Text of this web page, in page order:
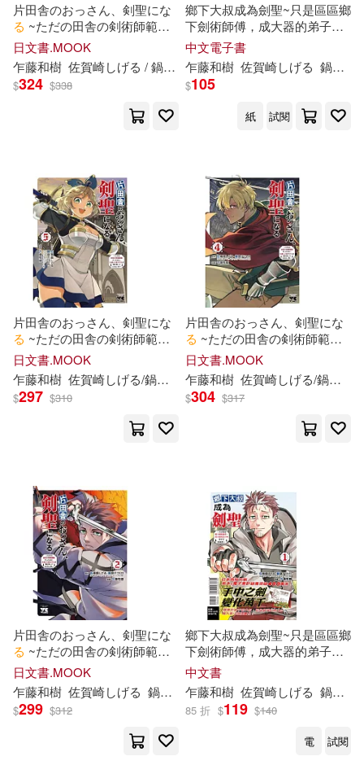
片田舎のおっさん、剣聖にな
る ~ただの田舎の剣術師範だ
ったのに、大成
が俺を放ってくれない件~ 6
日文書.MOOK
乍藤和樹 佐賀崎しげる / 鍋島テツヒロ
$324 $338
鄉下大叔成為劍聖~只是區區鄉
下劍術師傅，成大器的弟子們
卻不肯放過我~ (2) (電子書)
中文電子書
乍藤和樹 佐賀崎しげる 鍋島テツヒロ
$105
紙 試閱
片田舎のおっさん、剣聖にな
る ~ただの田舎の剣術師範だ
ったのに、大成
が俺を放ってくれない件~ 5
日文書.MOOK
乍藤和樹 佐賀崎しげる/鍋島テツヒロ
$297 $310
片田舎のおっさん、剣聖にな
る ~ただの田舎の剣術師範だ
ったのに、大成
が俺を放ってくれない件~ 4
日文書.MOOK
乍藤和樹 佐賀崎しげる/鍋島テツヒロ
$304 $317
片田舎のおっさん、剣聖にな
る ~ただの田舎の剣術師範だ
ったのに、大成
が俺を放ってくれない件~ 2
日文書.MOOK
乍藤和樹 佐賀崎しげる 鍋島テツヒロ
$299 $312
鄉下大叔成為劍聖~只是區區鄉
下劍術師傅，成大器的弟子們
卻不肯放過我~ 1 (首刷附錄版)
中文書
乍藤和樹 佐賀崎しげる 鍋島テツヒロ
85 折 $119 $140
電
試閱